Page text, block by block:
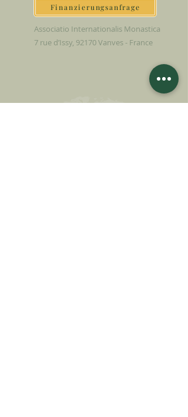
Finanzierungsanfrage
Associatio Internationalis Monastica
7 rue d’Issy, 92170 Vanves - France